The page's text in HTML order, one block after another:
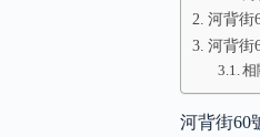
河背街
河背街
相
河背街60